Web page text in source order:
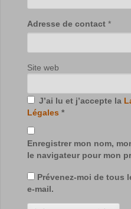
Adresse de contact *
Site web
J’ai lu et j’accepte la
Légales *
Enregistrer mon nom,
le navigateur pour mon
Prévenez-moi de tous
e-mail.